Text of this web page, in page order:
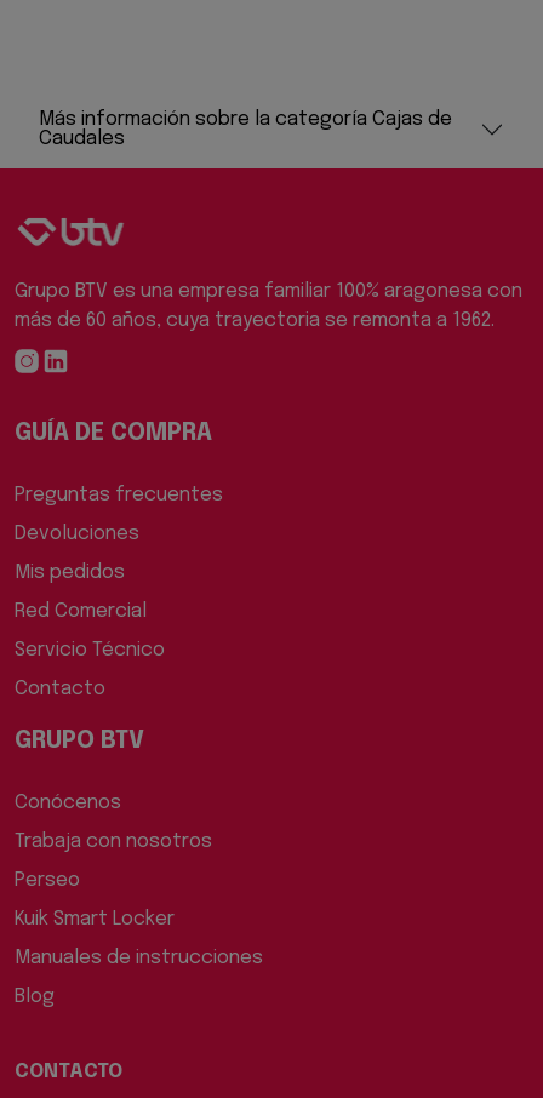
Más información sobre la categoría Cajas de
Caudales
Grupo BTV es una empresa familiar 100% aragonesa con
más de 60 años, cuya trayectoria se remonta a 1962.
GUÍA DE COMPRA
Preguntas frecuentes
Devoluciones
Mis pedidos
Red Comercial
Servicio Técnico
Contacto
GRUPO BTV
Conócenos
Trabaja con nosotros
Perseo
Kuik Smart Locker
Manuales de instrucciones
Blog
CONTACTO